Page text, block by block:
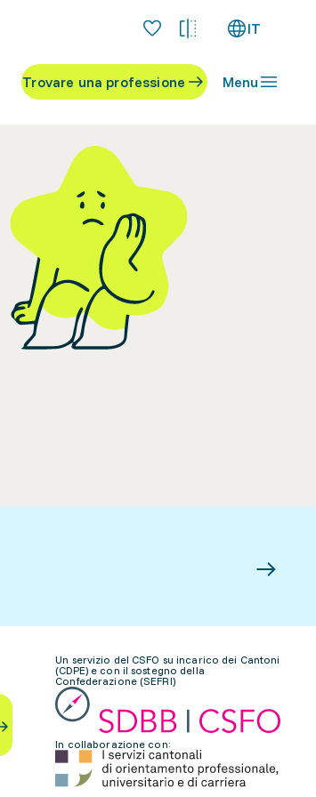
IT
Trovare una professione Menu
Un servizio del CSFO su incarico dei Cantoni
(CDPE) e con il sostegno della
Confederazione (SEFRI)
In collaborazione con: